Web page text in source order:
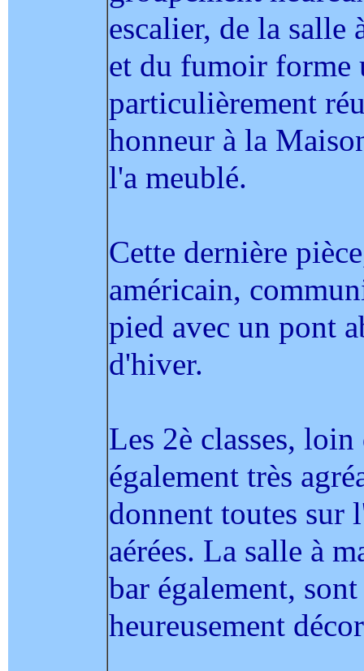
escalier, de la salle
et du fumoir forme
particulièrement
honneur à la
l'a meublé.
Cette dernière
américain,
pied avec un pont
d'hiver.
Les 2è classes,
également très
donnent toutes sur
aérées. La salle à
bar également,
heureusement